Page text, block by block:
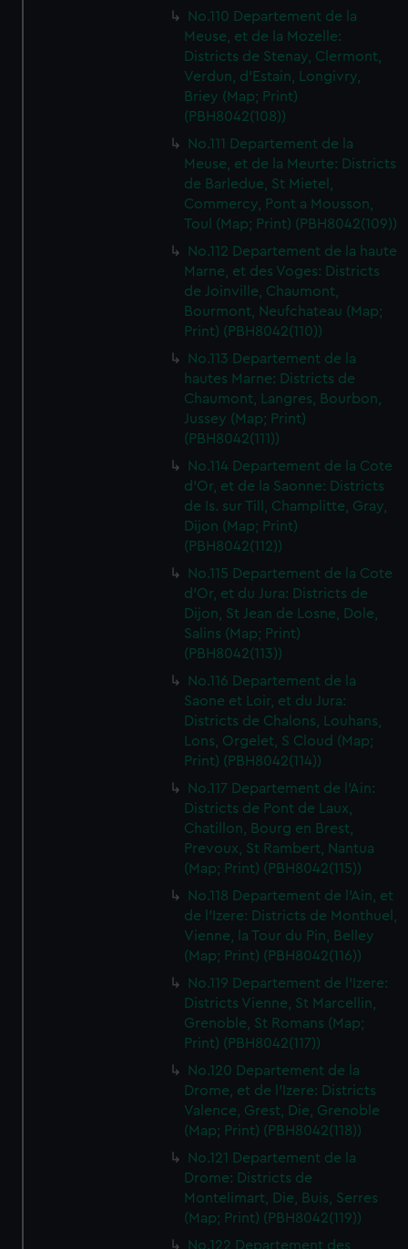
No.110 Departement de la
Meuse, et de la Mozelle:
Districts de Stenay, Clermont,
Verdun, d'Estain, Longivry,
Briey (Map; Print)
(PBH8042(108))
No.111 Departement de la
Meuse, et de la Meurte: Districts
de Barledue, St Mietel,
Commercy, Pont a Mousson,
Toul (Map; Print) (PBH8042(109))
No.112 Departement de la haute
Marne, et des Voges: Districts
de Joinville, Chaumont,
Bourmont, Neufchateau (Map;
Print) (PBH8042(110))
No.113 Departement de la
hautes Marne: Districts de
Chaumont, Langres, Bourbon,
Jussey (Map; Print)
(PBH8042(111))
No.114 Departement de la Cote
d'Or, et de la Saonne: Districts
de Is. sur Till, Champlitte, Gray,
Dijon (Map; Print)
(PBH8042(112))
No.115 Departement de la Cote
d'Or, et du Jura: Districts de
Dijon, St Jean de Losne, Dole,
Salins (Map; Print)
(PBH8042(113))
No.116 Departement de la
Saone et Loir, et du Jura:
Districts de Chalons, Louhans,
Lons, Orgelet, S Cloud (Map;
Print) (PBH8042(114))
No.117 Departement de l'Ain:
Districts de Pont de Laux,
Chatillon, Bourg en Brest,
Prevoux, St Rambert, Nantua
(Map; Print) (PBH8042(115))
No.118 Departement de l'Ain, et
de l'Izere: Districts de Monthuel,
Vienne, la Tour du Pin, Belley
(Map; Print) (PBH8042(116))
No.119 Departement de l'Izere:
Districts Vienne, St Marcellin,
Grenoble, St Romans (Map;
Print) (PBH8042(117))
No.120 Departement de la
Drome, et de l'Izere: Districts
Valence, Grest, Die, Grenoble
(Map; Print) (PBH8042(118))
No.121 Departement de la
Drome: Districts de
Montelimart, Die, Buis, Serres
(Map; Print) (PBH8042(119))
No.122 Departement des